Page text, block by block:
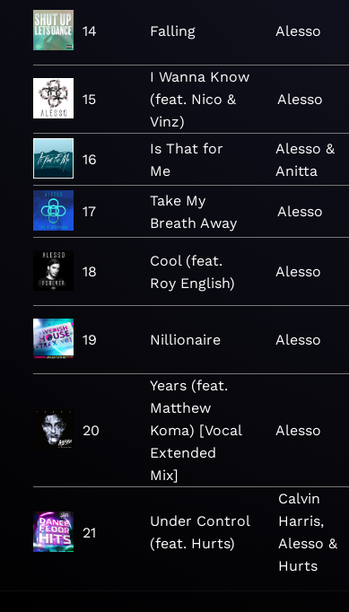
14 Falling Alesso
15
I Wanna Know
(feat. Nico &
Vinz)
Alesso
16
Is That for
Me
Alesso &
Anitta
17
Take My
Breath Away
Alesso
18
Cool (feat.
Roy English)
Alesso
19 Nillionaire Alesso
20
Years (feat.
Matthew
Koma) [Vocal
Extended
Mix]
Alesso
21
Under Control
(feat. Hurts)
Calvin
Harris,
Alesso &
Hurts